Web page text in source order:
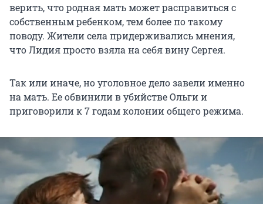
верить, что родная мать может расправиться с
собственным ребенком, тем более по такому
поводу. Жители села придерживались мнения,
что Лидия просто взяла на себя вину Сергея.
Так или иначе, но уголовное дело завели именно
на мать. Ее обвинили в убийстве Ольги и
приговорили к 7 годам колонии общего режима.